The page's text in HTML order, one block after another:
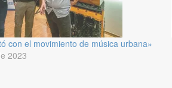
con el movimiento de música urbana»
2023